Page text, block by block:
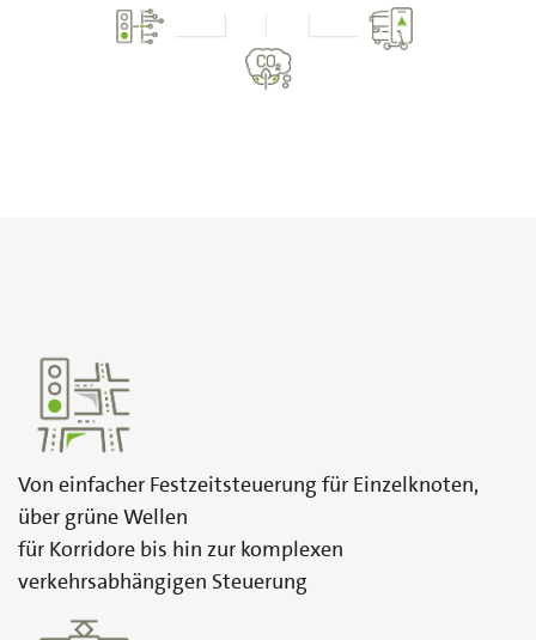
Von einfacher Festzeitsteuerung für Einzelknoten,
über grüne Wellen
für Korridore bis hin zur komplexen
verkehrsabhängigen Steuerung